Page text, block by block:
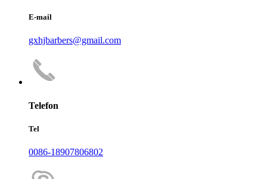
E-mail
gxhjbarbers@gmail.com
Telefon
Tel
0086-18907806802